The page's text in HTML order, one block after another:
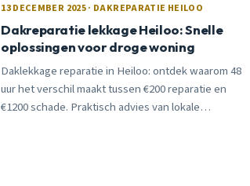
13 DECEMBER 2025 · DAKREPARATIE HEILOO
Dakreparatie lekkage Heiloo: Snelle
oplossingen voor droge woning
Daklekkage reparatie in Heiloo: ontdek waarom 48
uur het verschil maakt tussen €200 reparatie en
€1200 schade. Praktisch advies van lokale